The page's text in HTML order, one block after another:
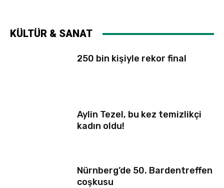
KÜLTÜR & SANAT
250 bin kişiyle rekor final
Aylin Tezel, bu kez temizlikçi
kadın oldu!
Nürnberg’de 50. Bardentreffen
coşkusu